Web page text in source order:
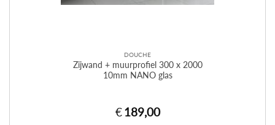
DOUCHE
Zijwand + muurprofiel 300 x 2000
10mm NANO glas
€ 189,00